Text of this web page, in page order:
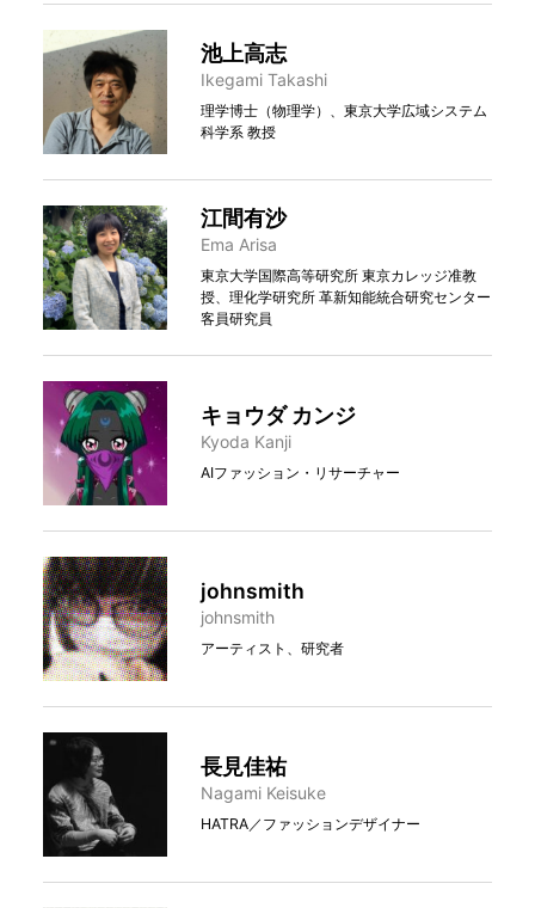
池上高志
Ikegami Takashi
理学博士（物理学）、東京大学広域システム
科学系 教授
江間有沙
Ema Arisa
東京大学国際高等研究所 東京カレッジ准教
授、理化学研究所 革新知能統合研究センター
客員研究員
キョウダ カンジ
Kyoda Kanji
AIファッション・リサーチャー
johnsmith
johnsmith
アーティスト、研究者
長見佳祐
Nagami Keisuke
HATRA／ファッションデザイナー